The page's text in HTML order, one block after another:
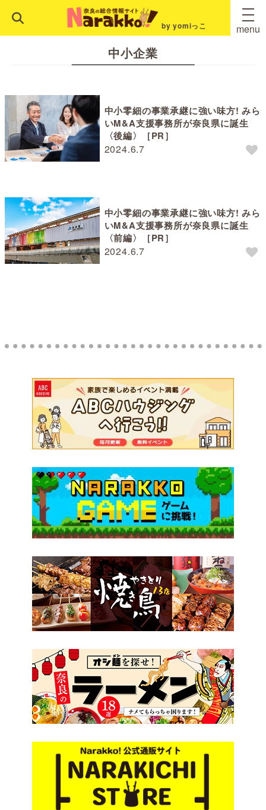
by yomiっこ menu
中小企業
2024.6.7
中小零細の事業承継に強い味方! みら
いM&A支援事務所が奈良県に誕生
〈後編〉［PR］
2024.6.7
中小零細の事業承継に強い味方! みら
いM&A支援事務所が奈良県に誕生
〈前編〉［PR］